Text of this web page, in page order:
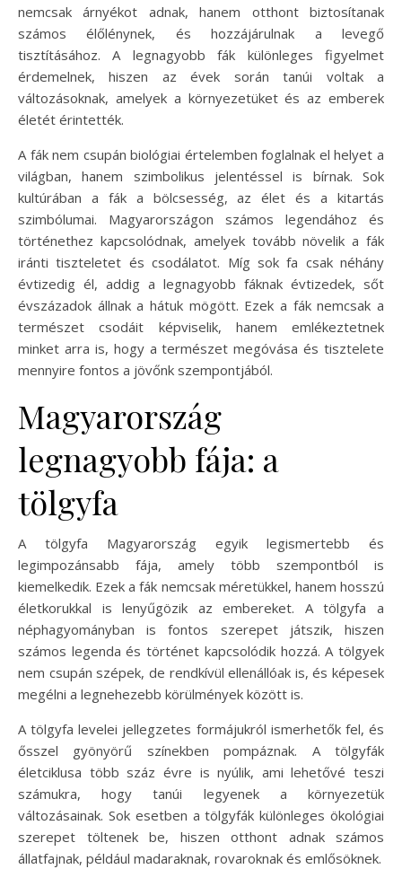
nemcsak árnyékot adnak, hanem otthont biztosítanak
számos élőlénynek, és hozzájárulnak a levegő
tisztításához. A legnagyobb fák különleges figyelmet
érdemelnek, hiszen az évek során tanúi voltak a
változásoknak, amelyek a környezetüket és az emberek
életét érintették.
A fák nem csupán biológiai értelemben foglalnak el helyet a
világban, hanem szimbolikus jelentéssel is bírnak. Sok
kultúrában a fák a bölcsesség, az élet és a kitartás
szimbólumai. Magyarországon számos legendához és
történethez kapcsolódnak, amelyek tovább növelik a fák
iránti tiszteletet és csodálatot. Míg sok fa csak néhány
évtizedig él, addig a legnagyobb fáknak évtizedek, sőt
évszázadok állnak a hátuk mögött. Ezek a fák nemcsak a
természet csodáit képviselik, hanem emlékeztetnek
minket arra is, hogy a természet megóvása és tisztelete
mennyire fontos a jövőnk szempontjából.
Magyarország
legnagyobb fája: a
tölgyfa
A tölgyfa Magyarország egyik legismertebb és
legimpozánsabb fája, amely több szempontból is
kiemelkedik. Ezek a fák nemcsak méretükkel, hanem hosszú
életkorukkal is lenyűgözik az embereket. A tölgyfa a
néphagyományban is fontos szerepet játszik, hiszen
számos legenda és történet kapcsolódik hozzá. A tölgyek
nem csupán szépek, de rendkívül ellenállóak is, és képesek
megélni a legnehezebb körülmények között is.
A tölgyfa levelei jellegzetes formájukról ismerhetők fel, és
ősszel gyönyörű színekben pompáznak. A tölgyfák
életciklusa több száz évre is nyúlik, ami lehetővé teszi
számukra, hogy tanúi legyenek a környezetük
változásainak. Sok esetben a tölgyfák különleges ökológiai
szerepet töltenek be, hiszen otthont adnak számos
állatfajnak, például madaraknak, rovaroknak és emlősöknek.